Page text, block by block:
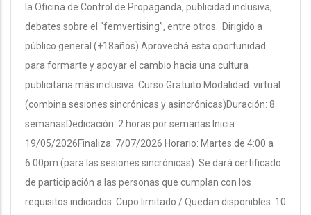
la Oficina de Control de Propaganda, publicidad inclusiva,
debates sobre el “femvertising”, entre otros. Dirigido a
público general (+18años) Aprovechá esta oportunidad
para formarte y apoyar el cambio hacia una cultura
publicitaria más inclusiva. Curso Gratuito.Modalidad: virtual
(combina sesiones sincrónicas y asincrónicas)Duración: 8
semanasDedicación: 2 horas por semanas Inicia:
19/05/2026Finaliza: 7/07/2026 Horario: Martes de 4:00 a
6:00pm (para las sesiones sincrónicas) Se dará certificado
de participación a las personas que cumplan con los
requisitos indicados. Cupo limitado / Quedan disponibles: 10